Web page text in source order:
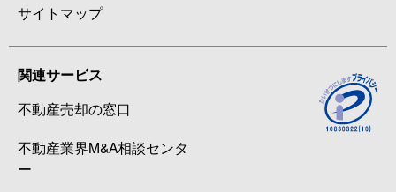
サイトマップ
関連サービス
不動産売却の窓口
不動産業界M&A相談センタ
ー